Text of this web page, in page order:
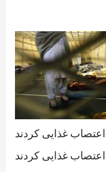
اعتصاب غذایی کردند